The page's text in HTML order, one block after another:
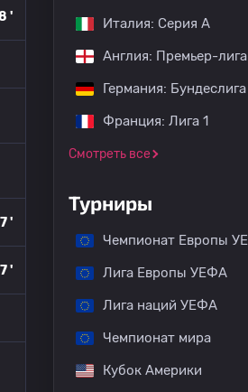
'
'
'
Италия: Серия А
Англия: Премьер-лига
Германия: Бундеслига
Франция: Лига 1
Смотреть все
Турниры
Чемпионат Европы
Лига Европы УЕФА
Лига наций УЕФА
Чемпионат мира
Кубок Америки